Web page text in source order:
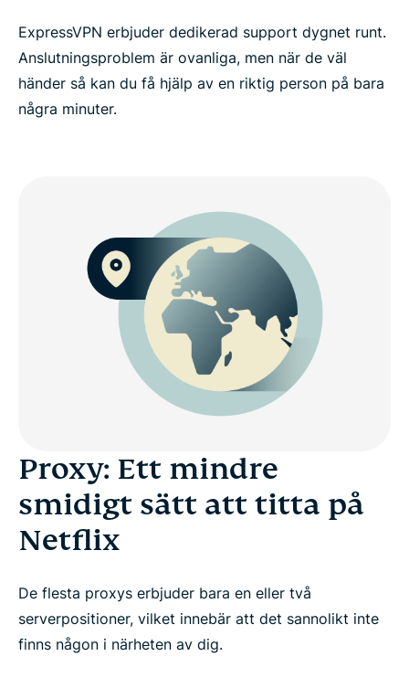
ExpressVPN erbjuder dedikerad support dygnet runt.
Anslutningsproblem är ovanliga, men när de väl
händer så kan du få hjälp av en riktig person på bara
några minuter.
Proxy: Ett mindre
smidigt sätt att titta på
Netflix
De flesta proxys erbjuder bara en eller två
serverpositioner, vilket innebär att det sannolikt inte
finns någon i närheten av dig.